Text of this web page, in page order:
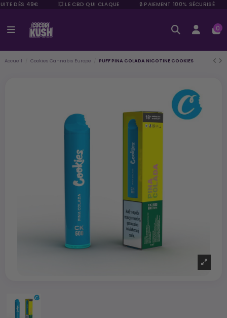
DÈS 49€ 💥 LE CBD QUI CLAQUE 🔒 PAIEMENT 100% SÉCURISÉ
0
Accueil Cookies Cannabis Europe PUFF PINA COLADA NICOTINE COOKIES